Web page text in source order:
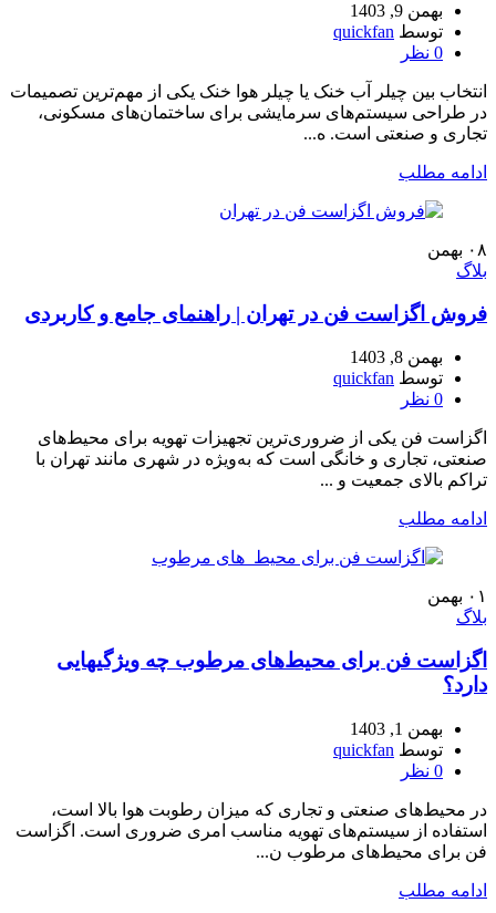
بهمن 9, 1403
توسط quickfan
0 نظر
انتخاب بین چیلر آب خنک یا چیلر هوا خنک یکی از مهم‌ترین تصمیمات
در طراحی سیستم‌های سرمایشی برای ساختمان‌های مسکونی،
تجاری و صنعتی است. ه...
ادامه مطلب
۰۸ بهمن
بلاگ
فروش اگزاست فن در تهران | راهنمای جامع و کاربردی
بهمن 8, 1403
توسط quickfan
0 نظر
اگزاست فن یکی از ضروری‌ترین تجهیزات تهویه برای محیط‌های
صنعتی، تجاری و خانگی است که به‌ویژه در شهری مانند تهران با
تراکم بالای جمعیت و ...
ادامه مطلب
۰۱ بهمن
بلاگ
اگزاست فن برای محیط‌های مرطوب چه ویژگیهایی
دارد؟
بهمن 1, 1403
توسط quickfan
0 نظر
در محیط‌های صنعتی و تجاری که میزان رطوبت هوا بالا است،
استفاده از سیستم‌های تهویه مناسب امری ضروری است. اگزاست
فن برای محیط‌های مرطوب ن...
ادامه مطلب